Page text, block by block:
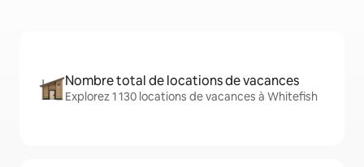
Nombre total de locations de vacances
Explorez 1 130 locations de vacances à Whitefish